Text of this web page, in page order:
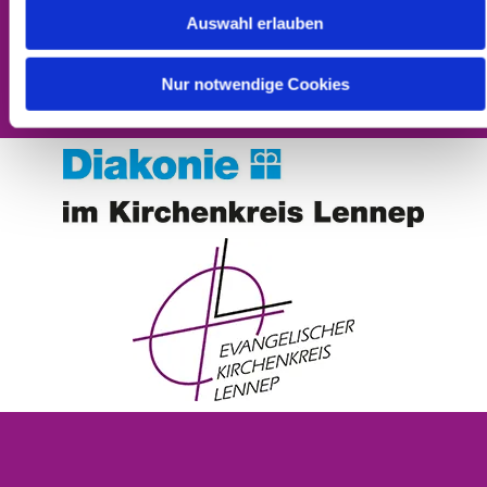
Auswahl erlauben
Nur notwendige Cookies
Barrierefreiheitserklärung